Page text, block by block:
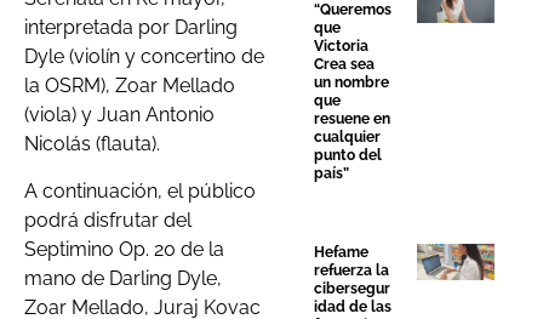
interpretada por Darling
Dyle (violín y concertino de
la OSRM), Zoar Mellado
(viola) y Juan Antonio
Nicolás (flauta).
A continuación, el público
podrá disfrutar del
Septimino Op. 20 de la
mano de Darling Dyle,
Zoar Mellado, Juraj Kovac
“Queremos
que
Victoria
Crea sea
un nombre
que
resuene en
cualquier
punto del
país”
Hefame
refuerza la
cibersegur
idad de las